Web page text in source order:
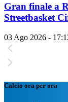
Gran finale a
Streetbasket
03 Ago 2026 -
Calcio ora per ora